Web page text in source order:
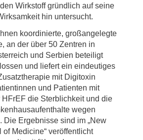
Wirkstoff gründlich auf seine
hin untersucht.
koordinierte, großangelegte
an der über 50 Zentren in
und Serbien beteiligt
und liefert ein eindeutiges
mit Digitoxin
und Patienten mit
HFrEF die Sterblichkeit und die
wegen
Die Ergebnisse sind im „New
of Medicine“ veröffentlicht